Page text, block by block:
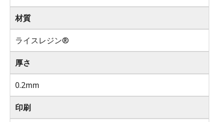
材質
ライスレジン®
厚さ
0.2mm
印刷